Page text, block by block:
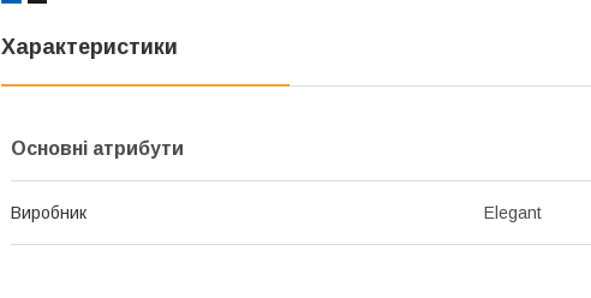
Характеристики
Основні атрибути
Виробник Elegant